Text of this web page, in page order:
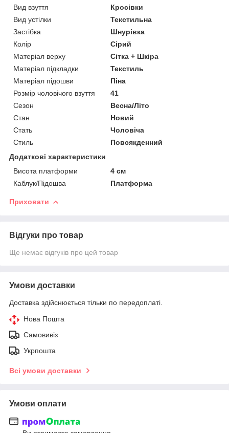
Вид взуття
Кросівки
Вид устілки
Текстильна
Застібка
Шнурівка
Колір
Сірий
Матеріал верху
Сітка + Шкіра
Матеріал підкладки
Текстиль
Матеріал підошви
Піна
Розмір чоловічого взуття
41
Сезон
Весна/Літо
Стан
Новий
Стать
Чоловіча
Стиль
Повсякденний
Додаткові характеристики
Висота платформи
4 см
Каблук/Підошва
Платформа
Приховати
Відгуки про товар
Ще немає відгуків про цей товар
Умови доставки
Доставка здійснюється тільки по передоплаті.
Нова Пошта
Самовивіз
Укрпошта
Всі умови доставки
Умови оплати